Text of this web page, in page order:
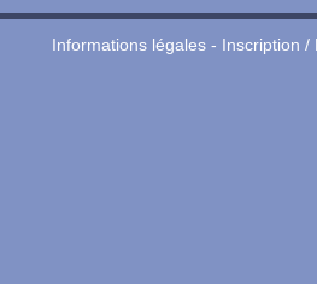
Informations légales- Inscription